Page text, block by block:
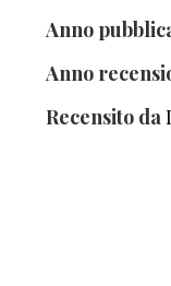
Anno
Anno
Recensito da